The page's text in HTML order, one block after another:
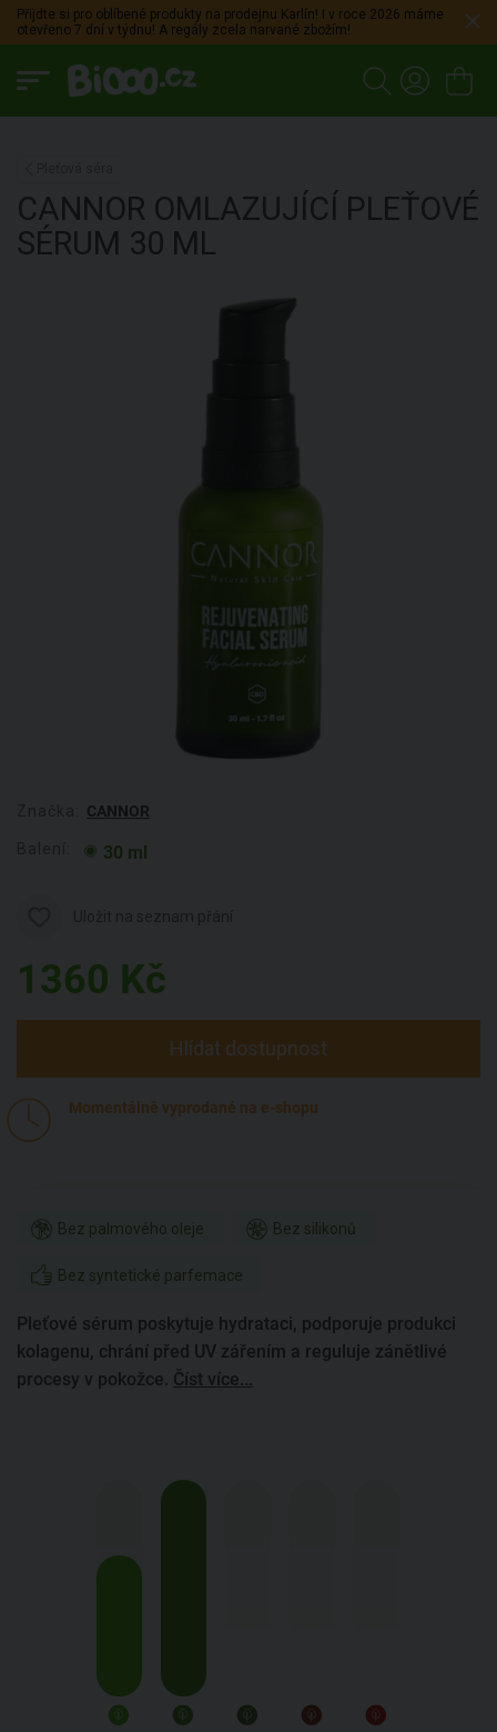
Přijdte si pro oblíbené produkty na prodejnu Karlín! I v roce 2026 máme
otevřeno 7 dní v týdnu! A regály zcela narvané zbožím!
CANNOR OMLAZUJÍCÍ PLEŤOVÉ
SÉRUM 30 ML
CANNOR
30 ml
1360 Kč
Hlídat dostupnost
Momentálně vyprodané na e-shopu
Bez palmového oleje Bez silikonů
Bez syntetické parfemace
Pleťové sérum poskytuje hydrataci, podporuje produkci
kolagenu, chrání před UV zářením a reguluje zánětlivé
procesy v pokožce. Číst více...